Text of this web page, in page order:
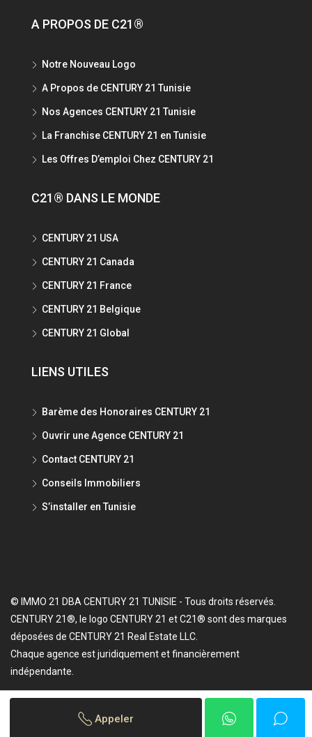
A PROPOS DE C21®
Notre Nouveau Logo
A Propos de CENTURY 21 Tunisie
Nos Agences CENTURY 21 Tunisie
La Franchise CENTURY 21 en Tunisie
Les Offres D’emploi Chez CENTURY 21
C21® DANS LE MONDE
CENTURY 21 USA
CENTURY 21 Canada
CENTURY 21 France
CENTURY 21 Belgique
CENTURY 21 Global
LIENS UTILES
Barème des Honoraires CENTURY 21
Ouvrir une Agence CENTURY 21
Contact CENTURY 21
Conseils Immobiliers
S’installer en Tunisie
© IMMO 21 DBA CENTURY 21 TUNISIE - Tous droits réservés.
CENTURY 21®, le logo CENTURY 21 et C21® sont des marques
déposées de CENTURY 21 Real Estate LLC.
Chaque agence est juridiquement et financièrement
indépendante.